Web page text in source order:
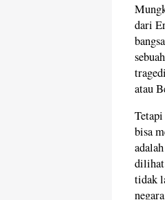
dari
atau
bisa
dilihat
tidak